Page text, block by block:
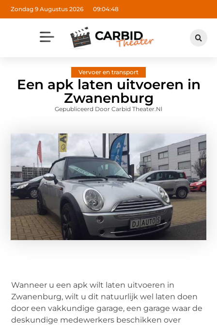
Zondag 9 Augustus 2026 09:04:50
Vervoer en transport
Een apk laten uitvoeren in
Zwanenburg
Gepubliceerd Door Carbid Theater.nl
Wanneer u een apk wilt laten uitvoeren in
Zwanenburg, wilt u dit natuurlijk wel laten doen
door een vakkundige garage, een garage waar de
deskundige medewerkers beschikken over